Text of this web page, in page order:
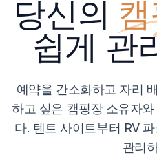
당신의
쉽게 관
예약을 간소화하고 자리
하고 싶은 캠핑장 소유자
다. 텐트 사이트부터 RV
관리